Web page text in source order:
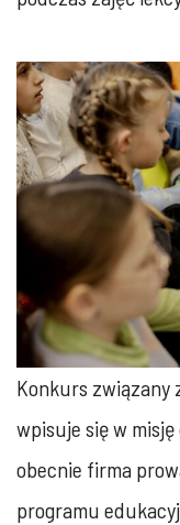
Konkurs związany
wpisuje się w
obecnie firma
programu